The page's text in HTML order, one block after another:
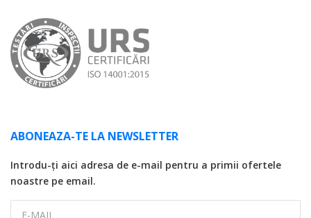
ABONEAZA-TE LA NEWSLETTER
Introdu-ți aici adresa de e-mail pentru a primii ofertele
noastre pe email.